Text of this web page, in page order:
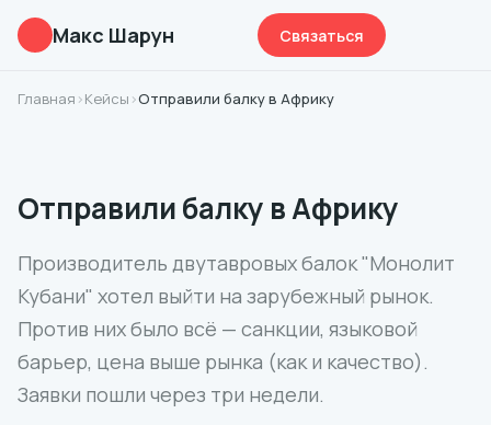
Макс Шарун Связаться
Главная ›Кейсы ›Отправили балку в Африку
Отправили балку в Африку
Производитель двутавровых балок "Монолит
Кубани" хотел выйти на зарубежный рынок.
Против них было всё — санкции, языковой
барьер, цена выше рынка (как и качество).
Заявки пошли через три недели.